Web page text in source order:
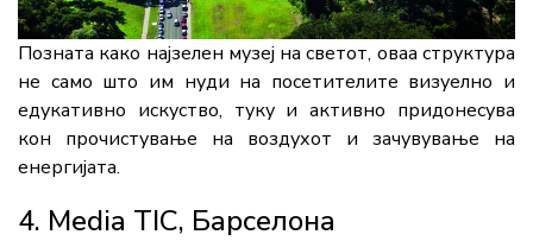
Позната како најзелен музеј на светот, оваа структура
не само што им нуди на посетителите визуелно и
едукативно искуство, туку и активно придонесува
кон прочистување на воздухот и зачувување на
енергијата.
4. Media TIC, Барселона